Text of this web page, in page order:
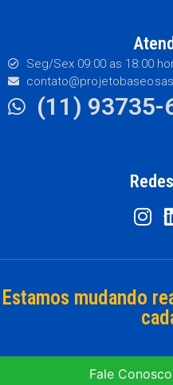
Seg/Sex 09:00 as 18:00
(11) 93735-
Estamos mudando
Fale